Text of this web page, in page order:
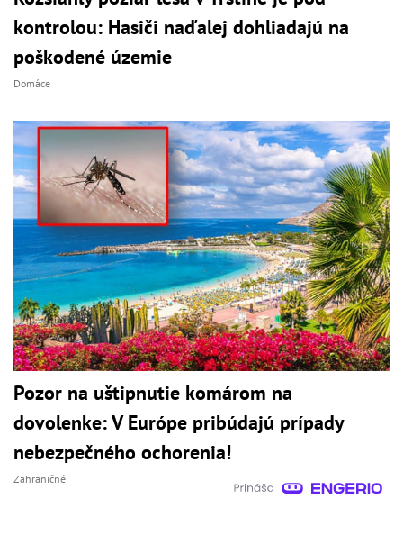
kontrolou: Hasiči naďalej dohliadajú na
poškodené územie
Domáce
Pozor na uštipnutie komárom na
dovolenke: V Európe pribúdajú prípady
nebezpečného ochorenia!
Zahraničné